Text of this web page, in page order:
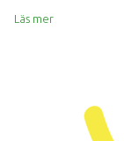
Läs mer